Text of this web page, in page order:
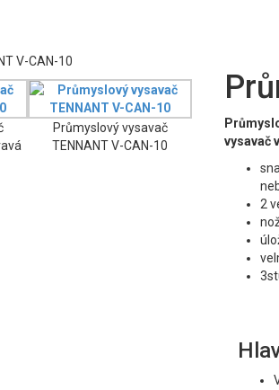
Průmyslový vysavač
TENNANT V-CAN-10
vysavač
2